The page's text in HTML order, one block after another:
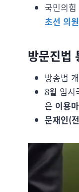
국민의
초선 의
방문진법
방송법
8월 임시
은 이용
문재인(